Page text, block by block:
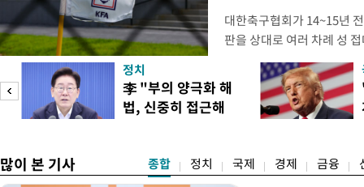
대한축구협회가 14~15년
판을 상대로 여러 차례 성
구계에 따르면 국회의 한
년 국제심판 10여 명에게
축구협회는 외국인 심판과
수십만원에서 많게는 100
정치
李 "부의 양극화 해
법, 신중히 접근해
많이 본 기사 종합 정치 국제 경제 금융